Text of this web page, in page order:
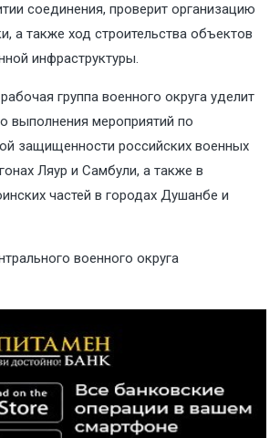
соединения, проверит организацию
а также ход строительства объектов
инфраструктуры.
группа военного округа уделит
выполнения мероприятий по
защищенности российских военных
Ляур и Самбули, а также в
частей в городах Душанбе и
военного округа